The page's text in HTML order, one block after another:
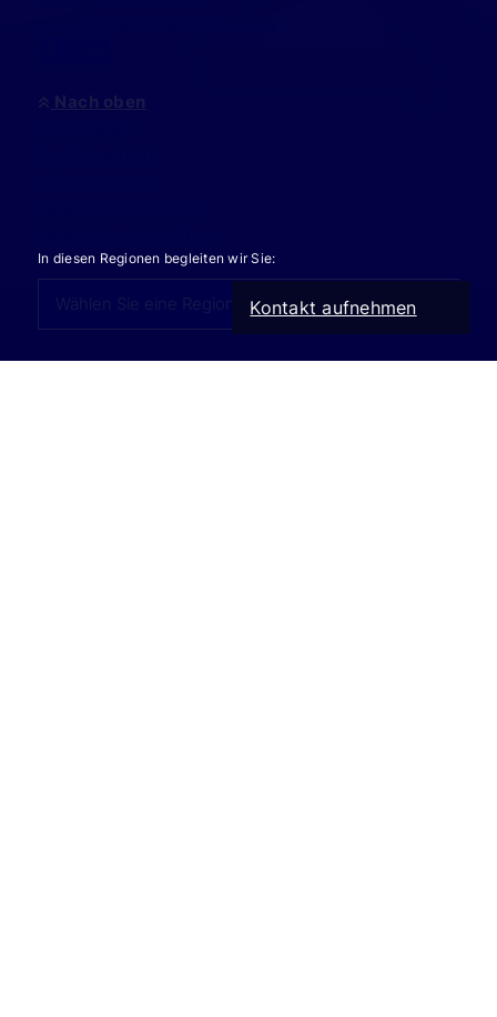
Kontakt aufnehmen
In diesen Regionen begleiten wir Sie:
Nach oben